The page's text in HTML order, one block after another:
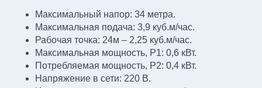
Максимальный напор: 34 метра.
Максимальная подача: 3,9 куб.м/час.
Рабочая точка: 24м – 2,25 куб.м/час.
Максимальная мощность, Р1: 0,6 кВт.
Потребляемая мощность, P2: 0,4 кВт.
Напряжение в сети: 220 В.